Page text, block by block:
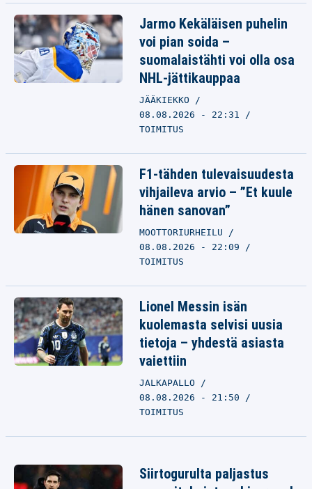
Jarmo Kekäläisen puhelin
voi pian soida –
suomalaistähti voi olla osa
NHL-jättikauppaa
JÄÄKIEKKO
08.08.2026 - 22:31
TOIMITUS
F1-tähden tulevaisuudesta
vihjaileva arvio – ”Et kuule
hänen sanovan”
MOOTTORIURHEILU
08.08.2026 - 22:09
TOIMITUS
Lionel Messin isän
kuolemasta selvisi uusia
tietoja – yhdestä asiasta
vaiettiin
JALKAPALLO
08.08.2026 - 21:50
TOIMITUS
Siirtogurulta paljastus